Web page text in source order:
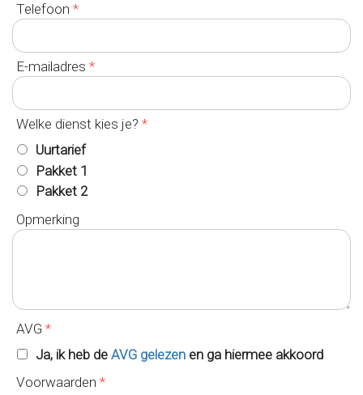
Telefoon *
E-mailadres *
Welke dienst kies je? *
Uurtarief
Pakket 1
Pakket 2
Opmerking
AVG *
Ja, ik heb de AVG gelezen en ga hiermee akkoord
Voorwaarden *